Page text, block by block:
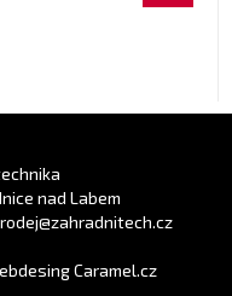
nad Labem
Caramel.cz